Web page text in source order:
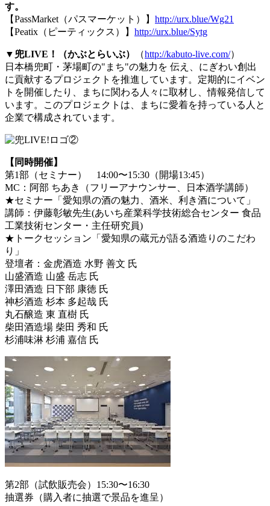
す。
【PassMarket（パスマーケット）】 http://urx.blue/Wg21
【Peatix（ピーティックス）】 http://urx.blue/Sytg
▼兜LIVE！（かぶとらいぶ） （http://kabuto-live.com/）
日本橋兜町・茅場町の"まち"の魅力を 伝え、にぎわい創出
に貢献するプロジェクトを推進しています。定期的にイベン
トを開催したり、まちに関わる人々に取材し、情報発信して
います。このプロジェクトは、まちに愛着を持っている人と
企業で構成されています。
【同時開催】
第1部（セミナー） 14:00〜15:30（開場13:45）
MC：阿部 ちあき（フリーアナウンサー、日本酒学講師）
★セミナー「愛知県の酒の魅力、酒米、利き酒について」
講師：伊藤彰敏先生(あいち産業科学技術総合センター 食品
工業技術センター・主任研究員)
★トークセッション「愛知県の蔵元が語る酒造りのこだわ
り」
登壇者：金虎酒造 水野 善文 氏
山盛酒造 山盛 岳志 氏
澤田酒造 日下部 康徳 氏
神杉酒造 杉本 多起哉 氏
丸石醸造 東 直樹 氏
柴田酒造場 柴田 秀和 氏
杉浦味淋 杉浦 嘉信 氏
第2部（試飲販売会）15:30〜16:30
抽選券（購入者に抽選で景品を進呈）